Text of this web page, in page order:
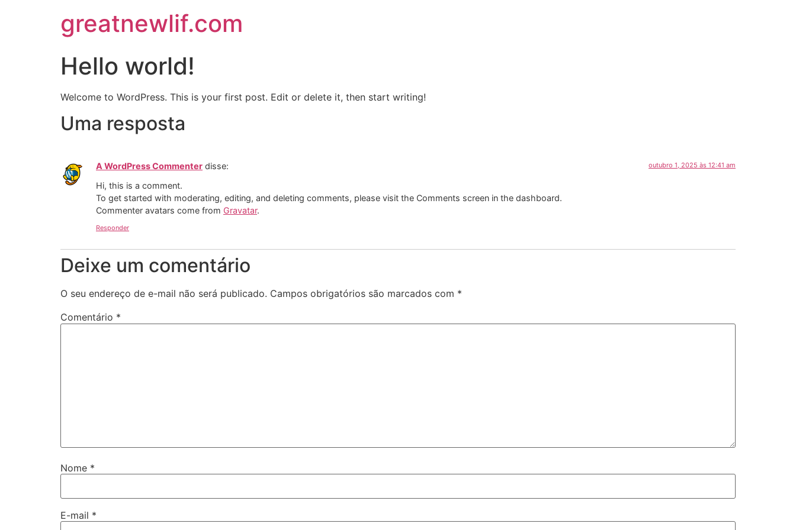
greatnewlif.com
Hello world!
Welcome to WordPress. This is your first post. Edit or delete it, then start writing!
Uma resposta
A WordPress Commenter disse: outubro 1, 2025 às 12:41 am
Hi, this is a comment.
To get started with moderating, editing, and deleting comments, please visit the Comments screen in the dashboard.
Commenter avatars come from Gravatar.
Responder
Deixe um comentário
O seu endereço de e-mail não será publicado. Campos obrigatórios são marcados com *
Comentário *
Nome *
E-mail *